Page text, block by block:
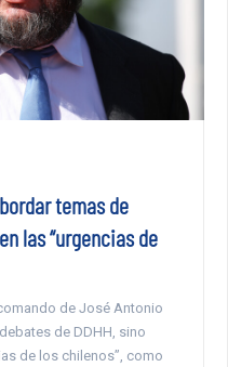
temas de
las “urgencias de
de José Antonio
de DDHH, sino
de los chilenos”, como